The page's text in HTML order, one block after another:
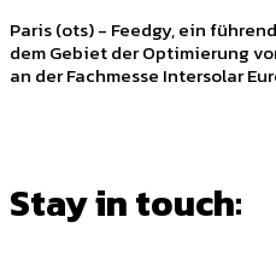
Paris (ots) - Feedgy, ein führender französischer Anbieter auf
dem Gebiet der Optimierung
an der Fachmesse Intersolar
Stay in touch: